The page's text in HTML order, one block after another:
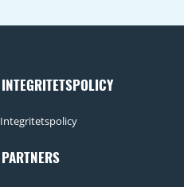
INTEGRITETSPOLICY
Integritetspolicy
PARTNERS